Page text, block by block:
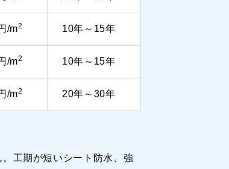
/m2 10年～15年
/m2 10年～15年
/m2 20年～30年
工期が短いシート防水、強